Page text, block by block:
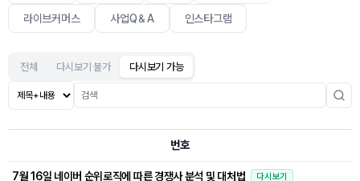
라이브커머스 사업Q＆A 인스타그램
전체 다시보기 불가 다시보기 가능
번호
7월 16일 네이버 순위로직에 따른 경쟁사 분석 및 대처법 다시보기